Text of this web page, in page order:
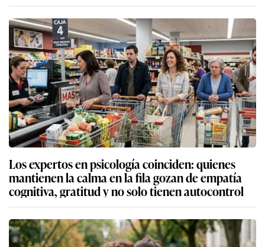
Los expertos en psicología coinciden: quienes
mantienen la calma en la fila gozan de empatía
cognitiva, gratitud y no solo tienen autocontrol